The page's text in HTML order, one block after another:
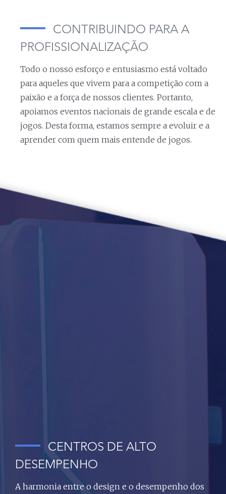
CONTRIBUINDO PARA A
PROFISSIONALIZAÇÃO
Todo o nosso esforço e entusiasmo está voltado
para aqueles que vivem para a competição com a
paixão e a força de nossos clientes. Portanto,
apoiamos eventos nacionais de grande escala e de
jogos. Desta forma, estamos sempre a evoluir e a
aprender com quem mais entende de jogos.
CENTROS DE ALTO
DESEMPENHO
A harmonia entre o design e o desempenho dos